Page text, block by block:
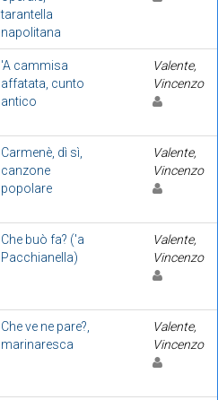
tarantella
napolitana
'A cammisa
affatata, cunto
antico
Valente,
Vincenzo
Carmenè, dì sì,
canzone
popolare
Valente,
Vincenzo
Che buò fa? ('a
Pacchianella)
Valente,
Vincenzo
Che ve ne pare?,
marinaresca
Valente,
Vincenzo